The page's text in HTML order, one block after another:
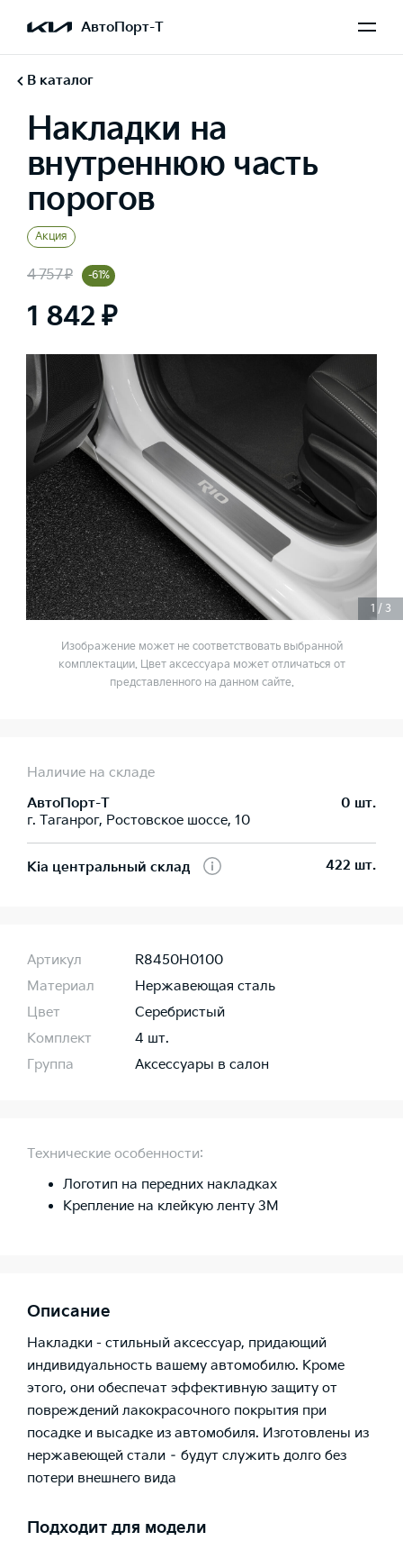
АвтоПорт-Т
В каталог
Накладки на
внутреннюю часть
порогов
Акция
4 757 ₽ -61%
1 842 ₽
1 / 3
Изображение может не соответствовать выбранной
комплектации. Цвет аксессуара может отличаться от
представленного на данном сайте.
Наличие на складе
АвтоПорт-Т
г. Таганрог, Ростовское шоссе, 10
0 шт.
Kia центральный склад 422 шт.
Артикул
R8450H0100
Материал
Нержавеющая сталь
Цвет
Серебристый
Комплект
4 шт.
Группа
Аксессуары в салон
Технические особенности:
Логотип на передних накладках
Крепление на клейкую ленту 3М
Описание
Накладки - стильный аксессуар, придающий
индивидуальность вашему автомобилю. Кроме
этого, они обеспечат эффективную защиту от
повреждений лакокрасочного покрытия при
посадке и высадке из автомобиля. Изготовлены из
нержавеющей стали – будут служить долго без
потери внешнего вида
Подходит для модели